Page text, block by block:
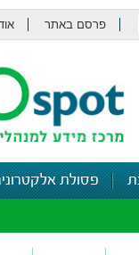
פרסם באתר
פסולת